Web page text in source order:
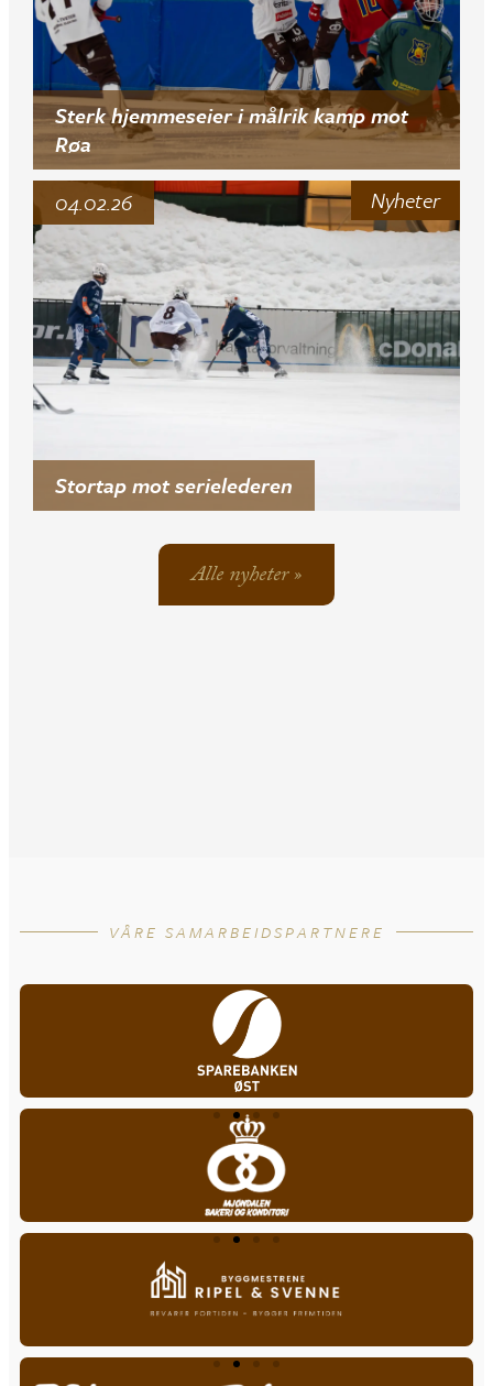
Sterk hjemmeseier i målrik kamp mot
Røa
Nyheter
Stortap mot serielederen
04.02.26
Alle nyheter »
VÅRE SAMARBEIDSPARTNERE